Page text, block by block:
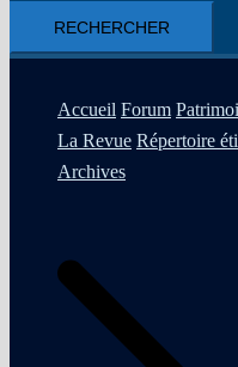
Accueil Forum
La Revue Répertoire
Archives